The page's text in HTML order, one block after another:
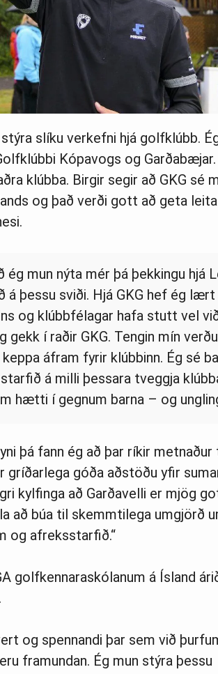
slíku verkefni hjá golfklúbb.
Kópavogs og
klúbba. Birgir segir að GKG sé
og það verði gott að geta
ég mun nýta mér þá þekkingu hjá
á þessu sviði. Hjá GKG hef ég
og klúbbfélagar hafa stutt vel
gekk í raðir GKG. Tengin mín
keppa áfram fyrir klúbbinn. Ég sé
á milli þessara tveggja
hætti í gegnum barna – og
þá fann ég að þar ríkir
gríðarlega góða aðstöðu yfir
kylfinga að Garðavelli er mjög
að búa til skemmtilega umgjörð
og afreksstarfið.“
golfkennaraskólanum á Ísland
og spennandi þar sem við
framundan. Ég mun stýra þessu